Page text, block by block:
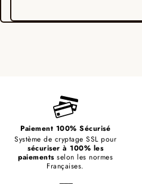
Paiement 100% Sécurisé
Système de cryptage SSL pour
sécuriser à 100% les
paiementsselon les normes
Françaises.